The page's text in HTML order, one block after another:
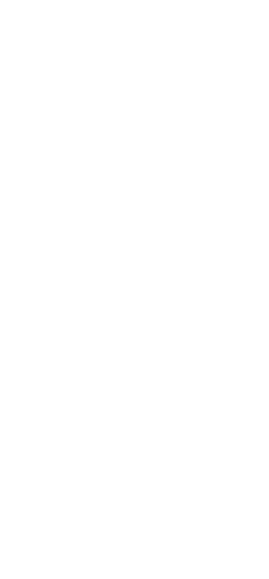
e cada profissional faz a
Insuficiência Cardíaca” da Bayer
com nova regras do registo,
e representam um